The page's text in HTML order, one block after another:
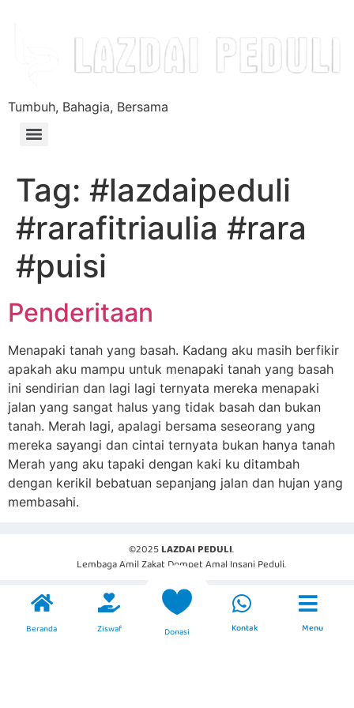
Tumbuh, Bahagia, Bersama
Tag: #lazdaipeduli
#rarafitriaulia #rara
#puisi
Penderitaan
Menapaki tanah yang basah. Kadang aku masih berfikir
apakah aku mampu untuk menapaki tanah yang basah
ini sendirian dan lagi lagi ternyata mereka menapaki
jalan yang sangat halus yang tidak basah dan bukan
tanah. Merah lagi, apalagi bersama seseorang yang
mereka sayangi dan cintai ternyata bukan hanya tanah
Merah yang aku tapaki dengan kaki ku ditambah
dengan kerikil bebatuan sepanjang jalan dan hujan yang
membasahi.
©2025LAZDAI PEDULI.
Lembaga Amil Zakat Dompet Amal Insani Peduli.
Beranda Ziswaf Donasi Kontak Menu